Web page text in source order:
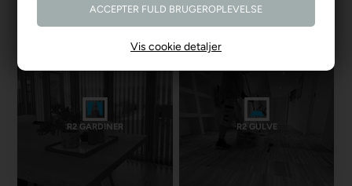
Vis cookie detaljer
R2 GARDINER R2 GULVE